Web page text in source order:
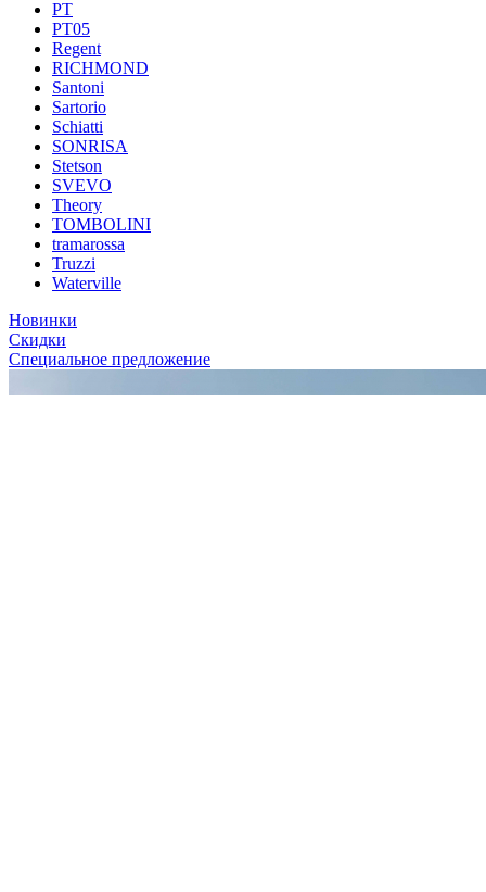
PT
PT05
Regent
RICHMOND
Santoni
Sartorio
Schiatti
SONRISA
Stetson
SVEVO
Theory
TOMBOLINI
tramarossa
Truzzi
Waterville
Новинки
Скидки
Специальное предложение